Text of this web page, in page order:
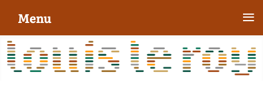
Menu ≡